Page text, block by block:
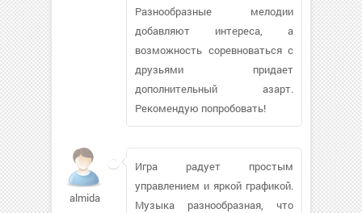
Разнообразные мелодии
добавляют интереса, а
возможность соревноваться с
друзьями придает
дополнительный азарт.
Рекомендую попробовать!
almida
Игра радует простым
управлением и яркой графикой.
Музыка разнообразная, что